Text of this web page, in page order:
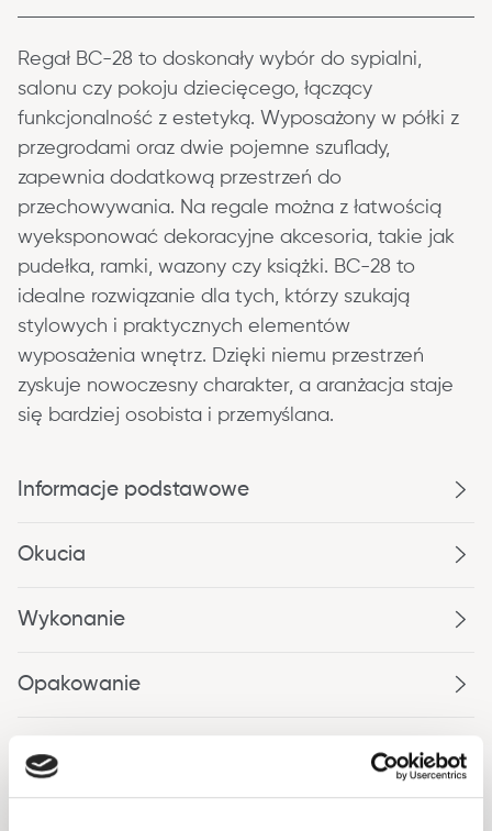
Regał BC-28 to doskonały wybór do sypialni,
salonu czy pokoju dziecięcego, łączący
funkcjonalność z estetyką. Wyposażony w półki z
przegrodami oraz dwie pojemne szuflady,
zapewnia dodatkową przestrzeń do
przechowywania. Na regale można z łatwością
wyeksponować dekoracyjne akcesoria, takie jak
pudełka, ramki, wazony czy książki. BC-28 to
idealne rozwiązanie dla tych, którzy szukają
stylowych i praktycznych elementów
wyposażenia wnętrz. Dzięki niemu przestrzeń
zyskuje nowoczesny charakter, a aranżacja staje
się bardziej osobista i przemyślana.
Informacje podstawowe
Okucia
Wykonanie
Opakowanie